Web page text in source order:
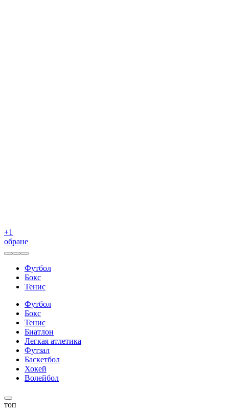
+1
обране
Футбол
Бокс
Тенис
Футбол
Бокс
Тенис
Биатлон
Легкая атлетика
Футзал
Баскетбол
Хокей
Волейбол
топ